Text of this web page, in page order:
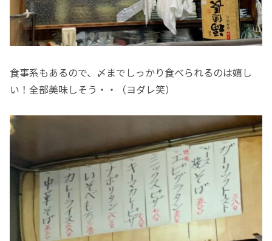
食事系もあるので、〆までしっかり食べられるのは嬉し
い！全部美味しそう・・（ヨダレ笑）